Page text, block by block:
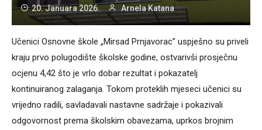
20. Januara 2026. Arnela Katana
Učenici Osnovne škole „Mirsad Prnjavorac” uspješno su priveli
kraju prvo polugodište školske godine, ostvarivši prosječnu
ocjenu 4,42 što je vrlo dobar rezultat i pokazatelj
kontinuiranog zalaganja. Tokom proteklih mjeseci učenici su
vrijedno radili, savladavali nastavne sadržaje i pokazivali
odgovornost prema školskim obavezama, uprkos brojnim